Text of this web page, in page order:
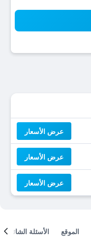
عرض الأسعار
عرض الأسعار
عرض الأسعار
الموقع الأسئلة الشائعة